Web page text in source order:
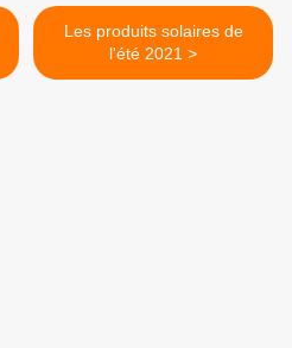
Les produits solaires de
l'été 2021 >